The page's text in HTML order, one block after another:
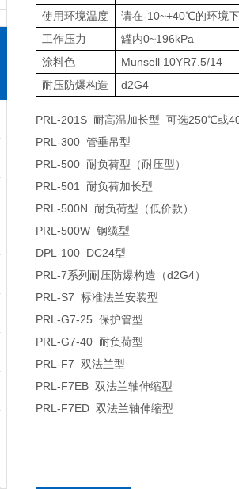
使用环境温度
请在-10~+40℃的环境
工作压力
罐内0~196kPa
涂料色
Munsell 10YR7.5/14
耐压防爆构造
d2G4
PRL-201S 耐高温加长型 可选250℃或
PRL-300 管垂吊型
PRL-500 耐负荷型（耐压型）
PRL-501 耐负荷加长型
PRL-500N 耐负荷型（低价款）
PRL-500W 钢缆型
DPL-100 DC24型
PRL-7系列耐压防爆构造（d2G4）
PRL-S7 标准法兰安装型
PRL-G7-25 保护管型
PRL-G7-40 耐负荷型
PRL-F7 双法兰型
PRL-F7EB 双法兰轴伸缩型
PRL-F7ED 双法兰轴伸缩型